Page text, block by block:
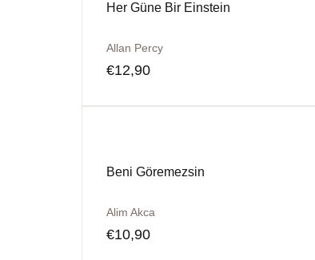
Her Güne Bir Einstein
Allan Percy
€12,90
Beni Göremezsin
Alim Akca
€10,90